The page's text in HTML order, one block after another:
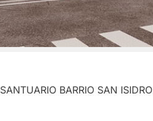
SANTUARIO BARRIO SAN ISIDRO